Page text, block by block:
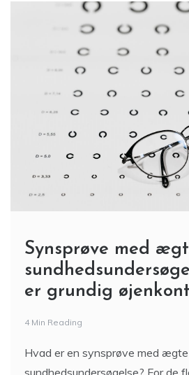
Synsprøve med
er grundig
4 Min Reading
Hvad er en synsprøve med ægte